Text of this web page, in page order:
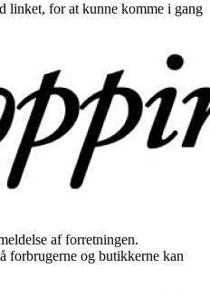
linket, for at kunne komme i gang
af forretningen.
forbrugerne og butikkerne kan